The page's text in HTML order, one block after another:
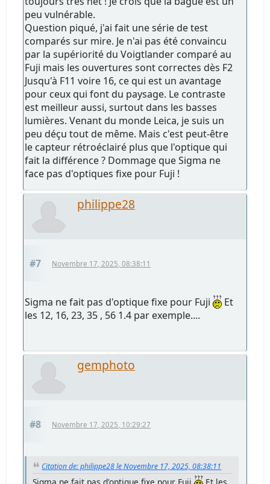
peu vulnérable.
Question piqué, j'ai fait une série de test
comparés sur mire. Je n'ai pas été convaincu
par la supériorité du Voigtlander comparé au
Fuji mais les ouvertures sont correctes dès F2
Jusqu'à F11 voire 16, ce qui est un avantage
pour ceux qui font du paysage. Le contraste
est meilleur aussi, surtout dans les basses
lumières. Venant du monde Leica, je suis un
peu déçu tout de même. Mais c'est peut-être
le capteur rétroéclairé plus que l'optique qui
fait la différence ? Dommage que Sigma ne
face pas d'optiques fixe pour Fuji !
philippe28
#7 Novembre 17, 2025, 08:38:11
Sigma ne fait pas d'optique fixe pour Fuji
Et
les 12, 16, 23, 35 , 56 1.4 par exemple....
gemphoto
#8 Novembre 17, 2025, 10:29:27
Citation de: philippe28 le Novembre 17, 2025, 08:38:11